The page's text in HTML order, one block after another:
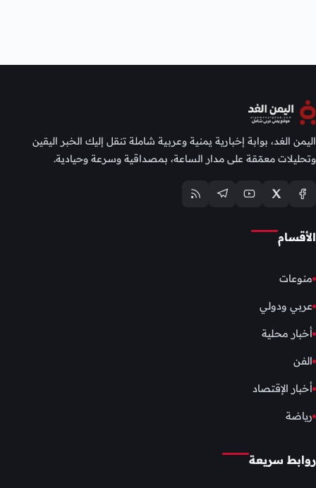
اليمن الغد، بوابة إخبارية يمنية وعربية شاملة تنقل إليك الخبر اليقين
وتحليلات معمّقة على مدار الساعة، بمصداقية وسرعة وحيادية.
الأقسام
منوعات
عربي ودولي
أخبار محلية
الفن
أخبار الإقتصاد
رياضة
روابط سريعة